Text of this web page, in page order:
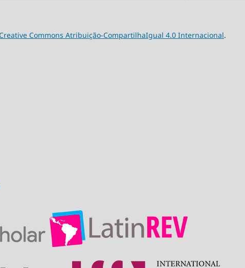
Creative Commons Atribuição-CompartilhaIgual 4.0 Internacional.